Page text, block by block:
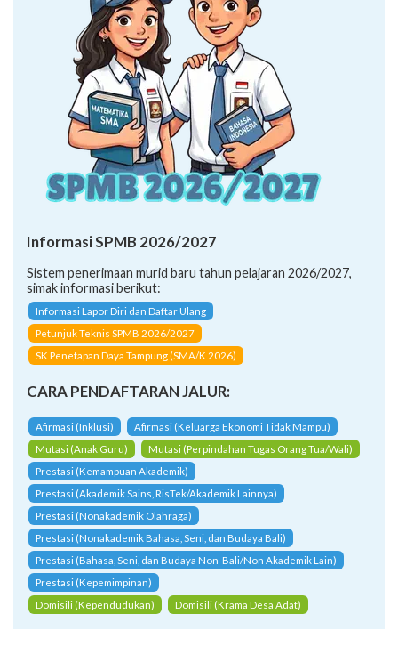
Informasi SPMB 2026/2027
Sistem penerimaan murid baru tahun pelajaran 2026/2027,
simak informasi berikut:
Informasi Lapor Diri dan Daftar Ulang
Petunjuk Teknis SPMB 2026/2027
SK Penetapan Daya Tampung (SMA/K 2026)
CARA PENDAFTARAN JALUR:
Afirmasi (Inklusi)
Afirmasi (Keluarga Ekonomi Tidak Mampu)
Mutasi (Anak Guru)
Mutasi (Perpindahan Tugas Orang Tua/Wali)
Prestasi (Kemampuan Akademik)
Prestasi (Akademik Sains, RisTek/Akademik Lainnya)
Prestasi (Nonakademik Olahraga)
Prestasi (Nonakademik Bahasa, Seni, dan Budaya Bali)
Prestasi (Bahasa, Seni, dan Budaya Non-Bali/Non Akademik Lain)
Prestasi (Kepemimpinan)
Domisili (Kependudukan)
Domisili (Krama Desa Adat)